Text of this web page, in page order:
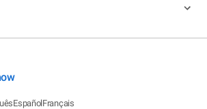
EspañolFrançais